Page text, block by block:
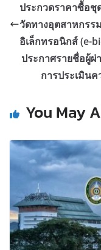
ประกวดราคาซื้อ
วัดทางอุตสาหกรร
อิเล็กทรอนิกส์ (e-
ประกาศรายชื่อผู้ผ่
การประเมิน
You May